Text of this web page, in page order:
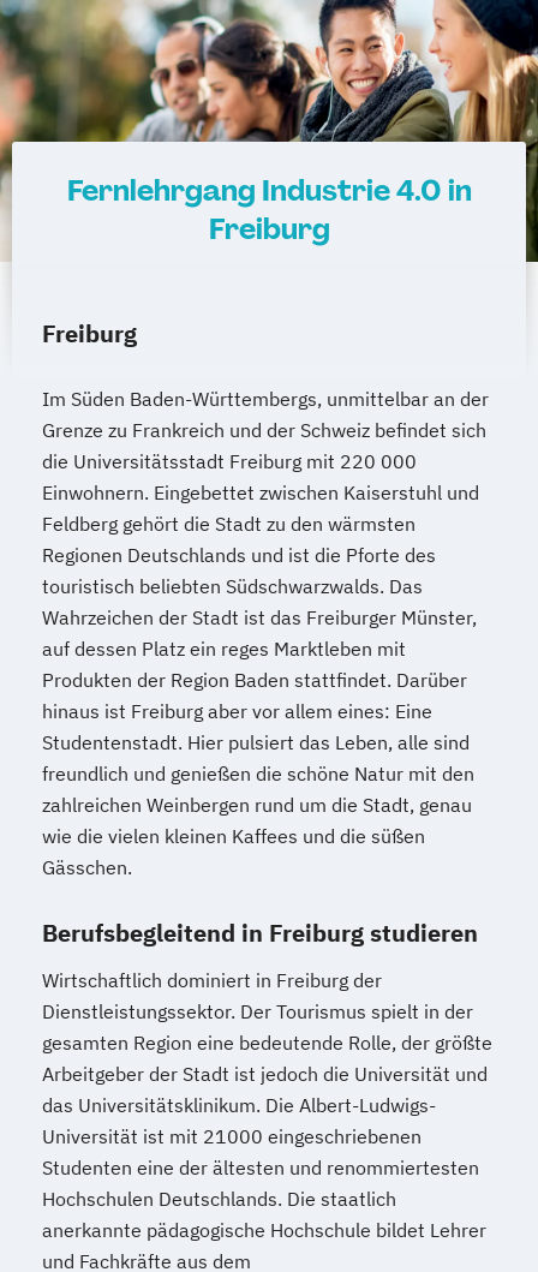
Fernlehrgang Industrie 4.0 in
Freiburg
Freiburg
Im Süden Baden-Württembergs, unmittelbar an der
Grenze zu Frankreich und der Schweiz befindet sich
die Universitätsstadt Freiburg mit 220 000
Einwohnern. Eingebettet zwischen Kaiserstuhl und
Feldberg gehört die Stadt zu den wärmsten
Regionen Deutschlands und ist die Pforte des
touristisch beliebten Südschwarzwalds. Das
Wahrzeichen der Stadt ist das Freiburger Münster,
auf dessen Platz ein reges Marktleben mit
Produkten der Region Baden stattfindet. Darüber
hinaus ist Freiburg aber vor allem eines: Eine
Studentenstadt. Hier pulsiert das Leben, alle sind
freundlich und genießen die schöne Natur mit den
zahlreichen Weinbergen rund um die Stadt, genau
wie die vielen kleinen Kaffees und die süßen
Gässchen.
Berufsbegleitend in Freiburg studieren
Wirtschaftlich dominiert in Freiburg der
Dienstleistungssektor. Der Tourismus spielt in der
gesamten Region eine bedeutende Rolle, der größte
Arbeitgeber der Stadt ist jedoch die Universität und
das Universitätsklinikum. Die Albert-Ludwigs-
Universität ist mit 21000 eingeschriebenen
Studenten eine der ältesten und renommiertesten
Hochschulen Deutschlands. Die staatlich
anerkannte pädagogische Hochschule bildet Lehrer
und Fachkräfte aus dem